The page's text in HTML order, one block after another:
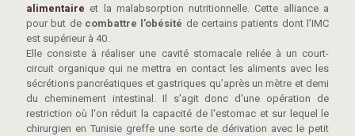
alimentaire et la malabsorption nutritionnelle. Cette alliance a
pour but de combattre l’obésité de certains patients dont l’IMC
est supérieur à 40.
Elle consiste à réaliser une cavité stomacale reliée à un court-
circuit organique qui ne mettra en contact les aliments avec les
sécrétions pancréatiques et gastriques qu’après un mètre et demi
du cheminement intestinal. Il s'agit donc d'une opération de
restriction où l'on réduit la capacité de l'estomac et sur lequel le
chirurgien en Tunisie greffe une sorte de dérivation avec le petit